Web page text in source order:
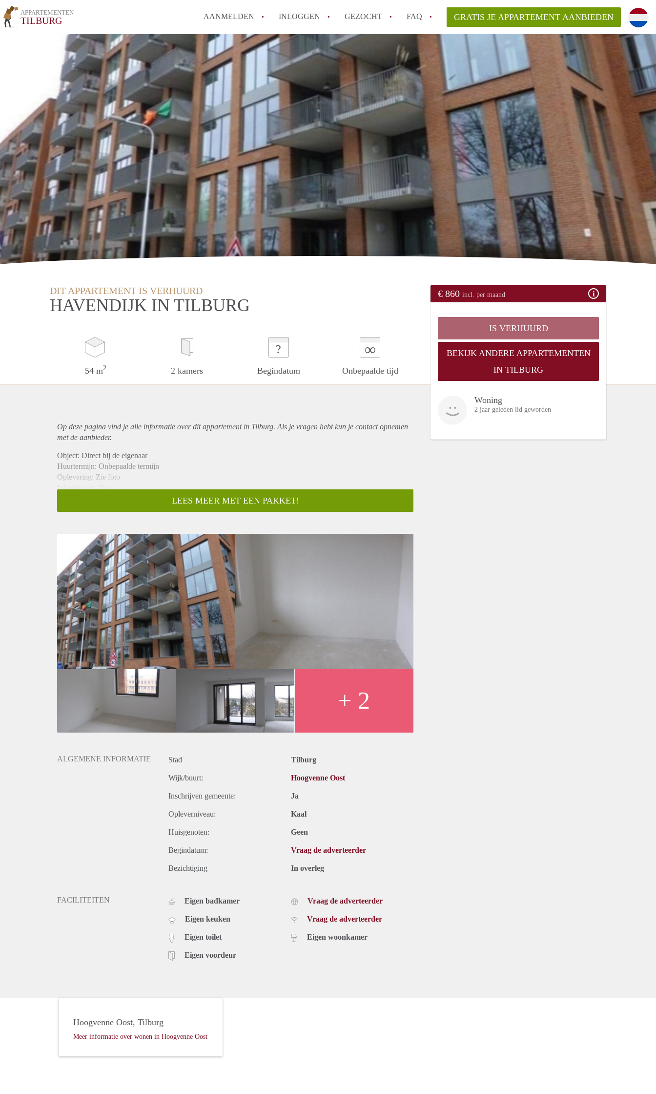
APPARTEMENTEN
TILBURG AANMELDEN INLOGGEN GEZOCHT FAQ
How to translate AppartementenTilburg!
Wat is AppartementenTilburg?
Hoeveel kost het om te reageren op een Appartement in Tilburg?
Wat is de privacyverklaring van AppartementenTilburg?
Berekent AppartementenTilburg
makelaarsvergoeding/bemiddelingsvergoeding?
Alle veelgestelde vragen
GRATIS JE APPARTEMENT AANBIEDEN
DIT APPARTEMENT IS VERHUURD
HAVENDIJK IN TILBURG
54 m2 2 kamers
?
Begindatum
∞
Onbepaalde tijd
€ 860 incl. per maand
IS VERHUURD
BEKIJK ANDERE APPARTEMENTEN
IN TILBURG
Woning
2 jaar geleden lid geworden
Op deze pagina vind je alle informatie over ditappartementin Tilburg. Als je vragen hebt kun je contact opnemen
met de aanbieder.
Object: Direct bij de eigenaar
Huurtermijn: Onbepaalde termijn
Oplevering: Zie foto
Inkomen eis: Nee
Borg: 1 Maand
Huisdieren toegestaan: Afhankelijk van de Eigenaar
Huurtoeslag grens: Ja
Geschikt voor studenten: Afhankelijk van de Eigenaar
LEES MEER MET EEN PAKKET!
+ 2
ALGEMENE INFORMATIE Stad Tilburg
Wijk/buurt: Hoogvenne Oost
Inschrijven gemeente: Ja
Opleverniveau: Kaal
Huisgenoten: Geen
Begindatum: Vraag de adverteerder
Bezichtiging In overleg
FACILITEITEN Eigen badkamer
Eigen keuken
Eigen toilet
Eigen voordeur
Vraag de adverteerder
Vraag de adverteerder
Eigen woonkamer
Hoogvenne Oost, Tilburg
Meer informatie over wonen in Hoogvenne Oost